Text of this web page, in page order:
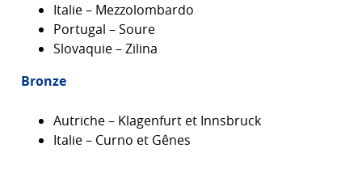
Italie – Mezzolombardo
Portugal – Soure
Slovaquie – Zilina
Bronze
Autriche – Klagenfurt et Innsbruck
Italie – Curno et Gênes